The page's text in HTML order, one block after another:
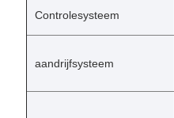
Controlesysteem
aandrijfsysteem